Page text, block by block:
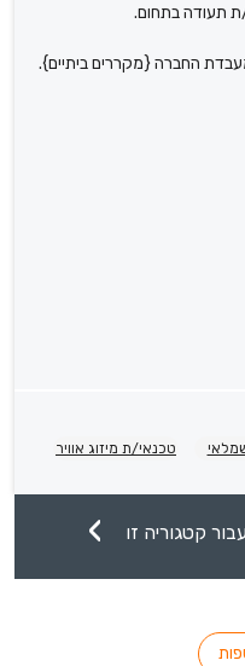
ת תעודה בתחום.
החברה {מקררים ביתיים}.
טכנאי/ת מיזוג אוויר
קטגוריה זו